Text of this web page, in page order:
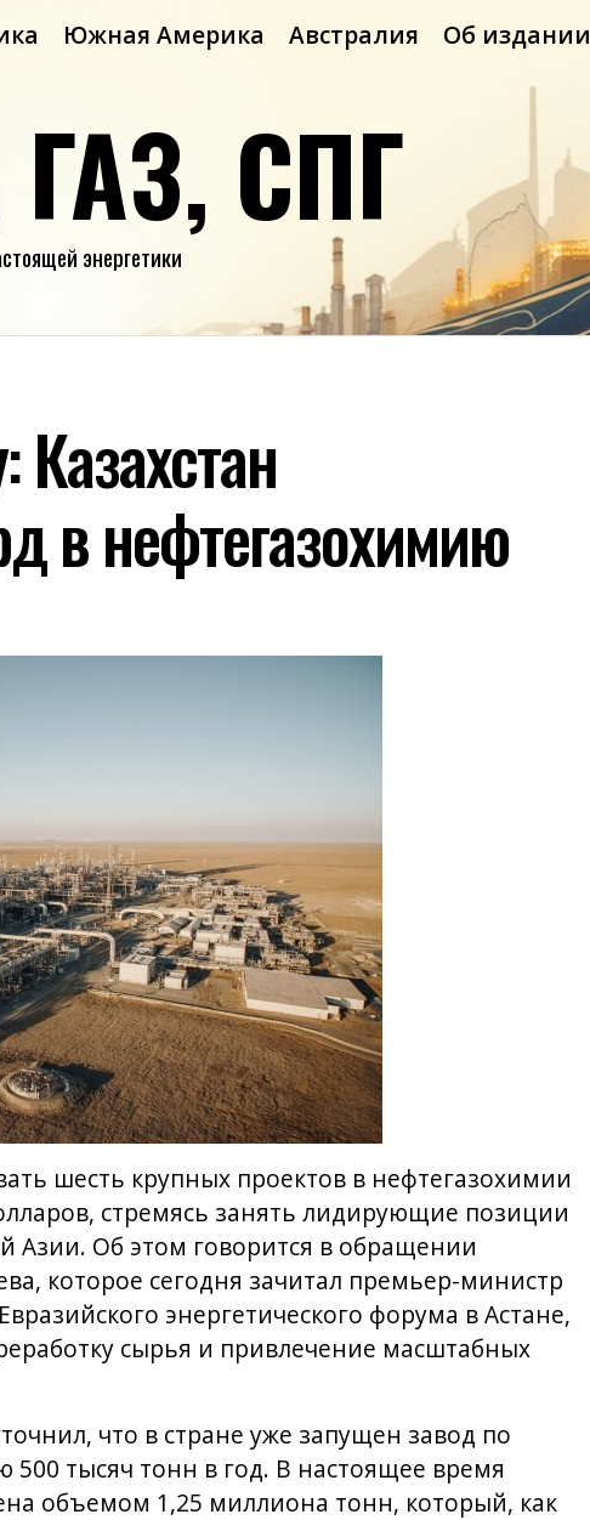
Южная Америка Австралия Об издании
СПГ
энергетики
Казахстан
в нефтегазохимию
шесть крупных проектов в нефтегазохимии
стремясь занять лидирующие позиции
Азии. Об этом говорится в обращении
которое сегодня зачитал премьер-министр
энергетического форума в Астане,
сырья и привлечение масштабных
что в стране уже запущен завод по
тысяч тонн в год. В настоящее время
объемом 1,25 миллиона тонн, который, как